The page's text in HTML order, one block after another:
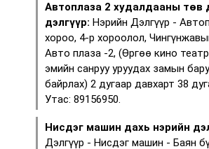
Автоплаза 2 худалдааны төв
дэлгүүр: Нэрийн Дэлгүүр -
хороо, 4-р хороолол,
Авто плаза -2, (Өргөө кино
эмийн санруу уруудах замын
байрлах) 2 дугаар давхарт 38
Утас: 89156950.
Нисдэг машин дахь нэрийн
Дэлгүүр - Нисдэг машин - Баян